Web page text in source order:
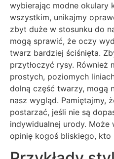
wybierając modne okulary
wszystkim, unikajmy
zbyt duże w stosunku do
mogą sprawić, że oczy
twarz bardziej ściśnięta.
przytłoczyć rysy. Również
prostych, poziomych
dolną część twarzy, mogą
nasz wygląd. Pamiętajmy,
postarzać, jeśli nie są
indywidualnej urody.
opinię kogoś bliskiego,